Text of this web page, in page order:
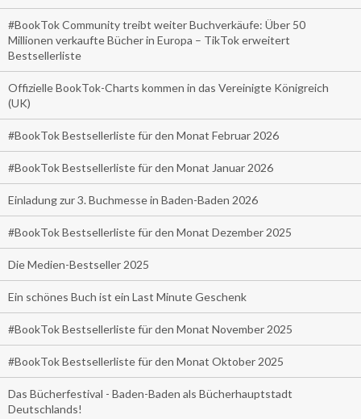
#BookTok Community treibt weiter Buchverkäufe: Über 50
Millionen verkaufte Bücher in Europa – TikTok erweitert
Bestsellerliste
Offizielle BookTok-Charts kommen in das Vereinigte Königreich
(UK)
#BookTok Bestsellerliste für den Monat Februar 2026
#BookTok Bestsellerliste für den Monat Januar 2026
Einladung zur 3. Buchmesse in Baden-Baden 2026
#BookTok Bestsellerliste für den Monat Dezember 2025
Die Medien-Bestseller 2025
Ein schönes Buch ist ein Last Minute Geschenk
#BookTok Bestsellerliste für den Monat November 2025
#BookTok Bestsellerliste für den Monat Oktober 2025
Das Bücherfestival - Baden-Baden als Bücherhauptstadt
Deutschlands!